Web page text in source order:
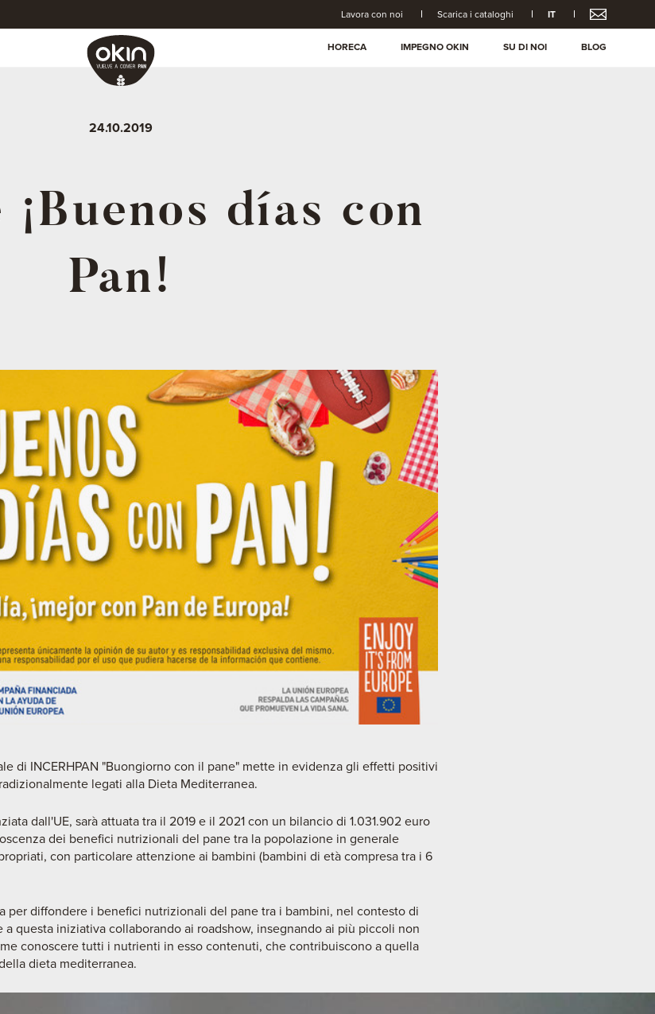
Lavora con noi Scarica i cataloghi IT
HORECA IMPEGNO OKIN SU DI NOI BLOG
24.10.2019
días con
Pan!
di INCERHPAN "Buongiorno con il pane" mette in evidenza gli effetti positivi
legati alla Dieta Mediterranea.
dall'UE, sarà attuata tra il 2019 e il 2021 con un bilancio di 1.031.902 euro
dei benefici nutrizionali del pane tra la popolazione in generale
con particolare attenzione ai bambini (bambini di età compresa tra i 6
per diffondere i benefici nutrizionali del pane tra i bambini, nel contesto di
a questa iniziativa collaborando ai roadshow, insegnando ai più piccoli non
conoscere tutti i nutrienti in esso contenuti, che contribuiscono a quella
dieta mediterranea.